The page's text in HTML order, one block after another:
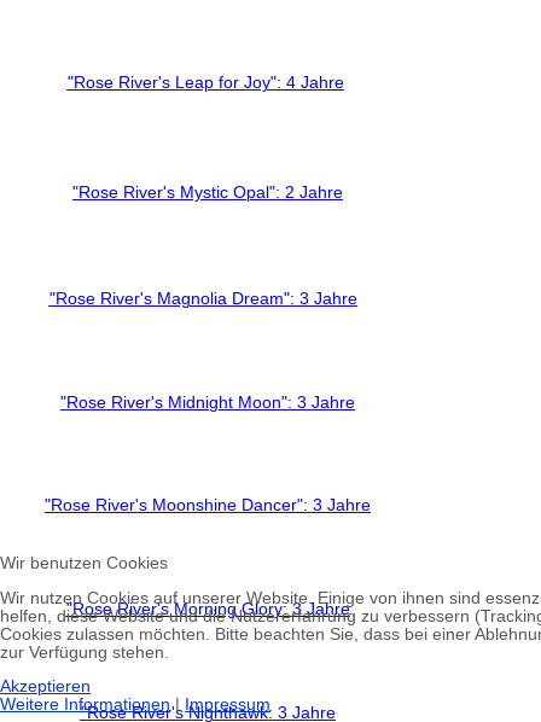
"Rose River's Leap for Joy": 4 Jahre
"Rose River's Mystic Opal": 2 Jahre
"Rose River's Magnolia Dream": 3 Jahre
"Rose River's Midnight Moon": 3 Jahre
"Rose River's Moonshine Dancer": 3 Jahre
"Rose River's Morning Glory: 3 Jahre
"Rose River's Nighthawk: 3 Jahre
Wir benutzen Cookies
Wir nutzen Cookies auf unserer Website. Einige von ihnen sind
helfen, diese Website und die Nutzererfahrung zu verbessern
Cookies zulassen möchten. Bitte beachten Sie, dass bei einer
zur Verfügung stehen.
Akzeptieren
Weitere Informationen| Impressum